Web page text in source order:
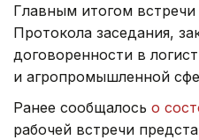
Главным итогом
Протокола заседания,
договоренности в
и агропромышленной
Ранее сообщалось о
рабочей встречи